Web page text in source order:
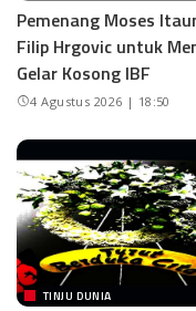
Pemenang Moses
Filip Hrgovic untuk
Gelar Kosong IBF
4 Agustus 2026 | 18:50
TINJU DUNIA